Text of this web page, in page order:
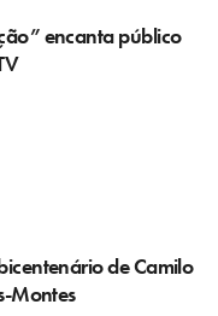
encanta público
de Camilo
Montes